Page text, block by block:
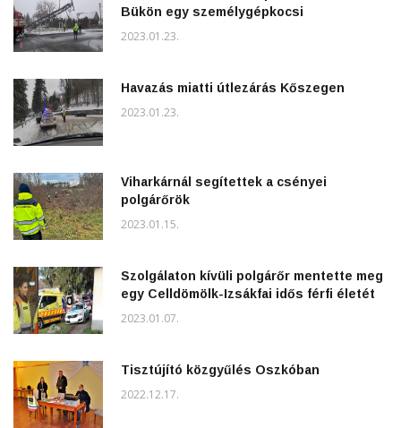
Bükön egy személygépkocsi
2023.01.23.
Havazás miatti útlezárás Kőszegen
2023.01.23.
Viharkárnál segítettek a csényei
polgárőrök
2023.01.15.
Szolgálaton kívüli polgárőr mentette meg
egy Celldömölk-Izsákfai idős férfi életét
2023.01.07.
Tisztújító közgyűlés Oszkóban
2022.12.17.